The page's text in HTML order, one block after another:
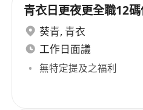
青衣日更夜更全職12碼
葵青, 青衣
工作日面議
無特定提及之福利